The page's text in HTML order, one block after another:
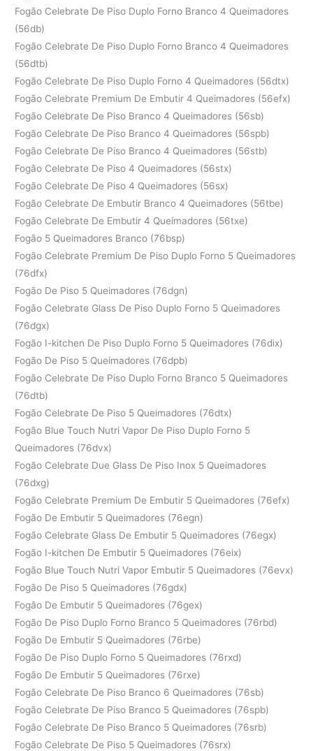
Fogão Celebrate De Piso Duplo Forno Branco 4 Queimadores
(56db)
Fogão Celebrate De Piso Duplo Forno Branco 4 Queimadores
(56dtb)
Fogão Celebrate De Piso Duplo Forno 4 Queimadores (56dtx)
Fogão Celebrate Premium De Embutir 4 Queimadores (56efx)
Fogão Celebrate De Piso Branco 4 Queimadores (56sb)
Fogão Celebrate De Piso Branco 4 Queimadores (56spb)
Fogão Celebrate De Piso Branco 4 Queimadores (56stb)
Fogão Celebrate De Piso 4 Queimadores (56stx)
Fogão Celebrate De Piso 4 Queimadores (56sx)
Fogão Celebrate De Embutir Branco 4 Queimadores (56tbe)
Fogão Celebrate De Embutir 4 Queimadores (56txe)
Fogão 5 Queimadores Branco (76bsp)
Fogão Celebrate Premium De Piso Duplo Forno 5 Queimadores
(76dfx)
Fogão De Piso 5 Queimadores (76dgn)
Fogão Celebrate Glass De Piso Duplo Forno 5 Queimadores
(76dgx)
Fogão I-kitchen De Piso Duplo Forno 5 Queimadores (76dix)
Fogão De Piso 5 Queimadores (76dpb)
Fogão Celebrate De Piso Duplo Forno Branco 5 Queimadores
(76dtb)
Fogão Celebrate De Piso 5 Queimadores (76dtx)
Fogão Blue Touch Nutri Vapor De Piso Duplo Forno 5
Queimadores (76dvx)
Fogão Celebrate Due Glass De Piso Inox 5 Queimadores
(76dxg)
Fogão Celebrate Premium De Embutir 5 Queimadores (76efx)
Fogão De Embutir 5 Queimadores (76egn)
Fogão Celebrate Glass De Embutir 5 Queimadores (76egx)
Fogão I-kitchen De Embutir 5 Queimadores (76eix)
Fogão Blue Touch Nutri Vapor Embutir 5 Queimadores (76evx)
Fogão De Piso 5 Queimadores (76gdx)
Fogão De Embutir 5 Queimadores (76gex)
Fogão De Piso Duplo Forno Branco 5 Queimadores (76rbd)
Fogão De Embutir 5 Queimadores (76rbe)
Fogão De Piso Duplo Forno 5 Queimadores (76rxd)
Fogão De Embutir 5 Queimadores (76rxe)
Fogão Celebrate De Piso Branco 6 Queimadores (76sb)
Fogão Celebrate De Piso Branco 5 Queimadores (76spb)
Fogão Celebrate De Piso Branco 5 Queimadores (76srb)
Fogão Celebrate De Piso 5 Queimadores (76srx)